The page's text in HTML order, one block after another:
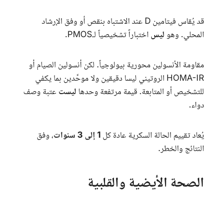
قد يُقاس فيتامين D عند الاشتباه بنقص أو وفق الإرشاد
المحلي. وهوليس اختباراً تشخيصياً لـPMOS.
مقاومة الأنسولين محورية بيولوجياً. لكن أنسولين الصيام أو
HOMA-IR الروتيني ليسا دقيقين ولا موحَّدين بما يكفي
للتشخيص أو المتابعة. قيمة مرتفعة وحدها ليست عتبة وصف
دواء.
يُعاد تقييم الحالة السكرية عادة كل1 إلى 3 سنوات
، وفق
النتائج والخطر.
الصحة الأيضية والقلبية